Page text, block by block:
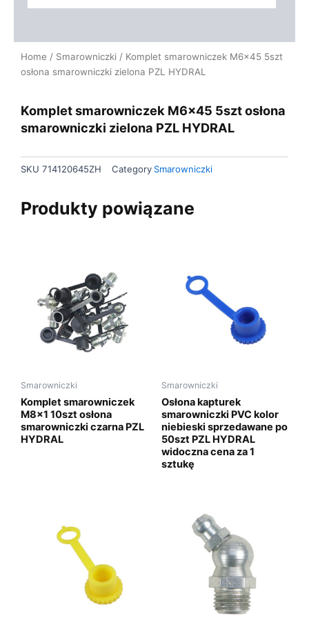
Home / Smarowniczki / Komplet smarowniczek M6x45 5szt
osłona smarowniczki zielona PZL HYDRAL
Komplet smarowniczek M6x45 5szt osłona
smarowniczki zielona PZL HYDRAL
SKU 714120645ZH Category Smarowniczki
Produkty powiązane
Smarowniczki
Komplet smarowniczek
M8x1 10szt osłona
smarowniczki czarna PZL
HYDRAL
Smarowniczki
Osłona kapturek
smarowniczki PVC kolor
niebieski sprzedawane po
50szt PZL HYDRAL
widoczna cena za 1
sztukę